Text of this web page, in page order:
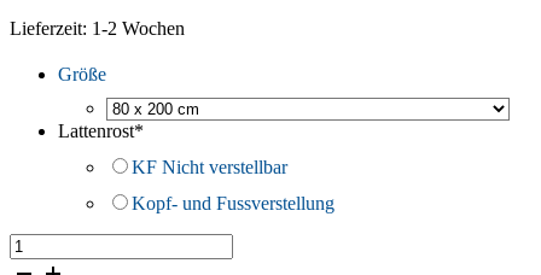
Lieferzeit: 1-2 Wochen
Größe
Lattenrost*
KF Nicht verstellbar
Kopf- und Fussverstellung
Lattenrost
Duoflex